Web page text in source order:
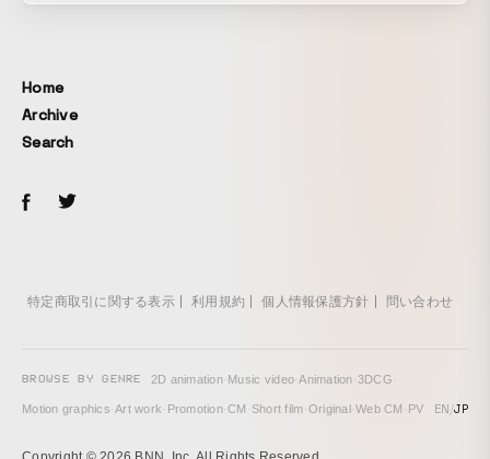
Home
Archive
Search
特定商取引に関する表示 利用規約 個人情報保護方針 問い合わせ
BROWSE BY GENRE 2D animation· Music video·Animation·3DCG·
Motion graphics·Art work· Promotion·CM · Short film·Original ·Web CM · PV EN/JP